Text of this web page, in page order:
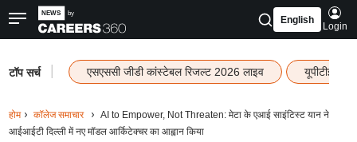
English
Login
टॉप सर्च एसएससी जीडी कांस्टेबल रिजल्ट 2026 लाइव यूपीटीईटी
होम कॉलेज समाचार
AI to Empower, Not Threaten: मेटा के एआई साइंटिस्ट यान ने
आईआईटी दिल्ली में नए मॉडल आर्किटेक्चर का आह्वान किया